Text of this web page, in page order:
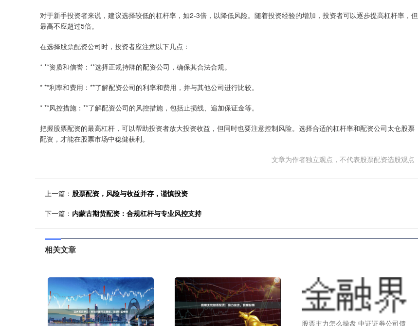
对于新手投资者来说，建议选择较低的杠杆率，如2-3倍，以降低风险。随着投资经验的增加，投资者可以逐步提高杠杆率，但
最高不应超过5倍。
在选择股票配资公司时，投资者应注意以下几点：
* **资质和信誉：**选择正规持牌的配资公司，确保其合法合规。
* **利率和费用：**了解配资公司的利率和费用，并与其他公司进行比较。
* **风控措施：**了解配资公司的风控措施，包括止损线、追加保证金等。
把握股票配资的最高杠杆，可以帮助投资者放大投资收益，但同时也要注意控制风险。选择合适的杠杆率和配资公司太仓股票
配资，才能在股票市场中稳健获利。
文章为作者独立观点，不代表股票配资选股观点
上一篇： 股票配资，风险与收益并存，谨慎投资
下一篇： 内蒙古期货配资：合规杠杆与专业风控支持
相关文章
股票主力怎么操盘 中证证券公司债